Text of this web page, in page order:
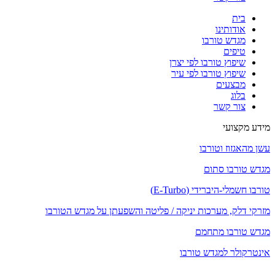
בית
אודותינו
מגדש טורבו
טיפים
שיפוץ טורבו לפי יצרן
שיפוץ טורבו לפי עיר
מבצעים
בלוג
צור קשר
מידע מקצועי
עשן מהאגזוז וטורבו
מגדש טורבו סתום
טורבו חשמלי-היברידי (E-Turbo)
מזרקי דלק, מערכות יניקה / פליטה והשפעתן על מגדש הטורבו
מגדש טורבו מתחמם
אינטרקולר למגדש טורבו